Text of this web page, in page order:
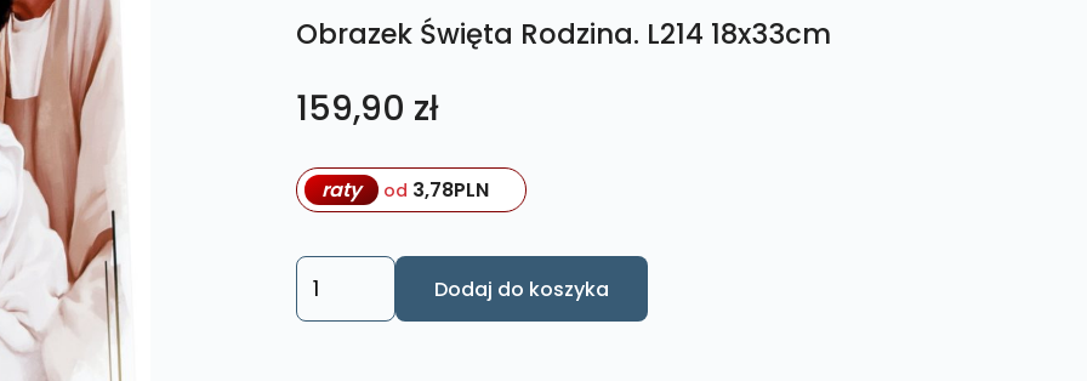
Obrazek Święta Rodzina. L214 18x33cm
159,90 zł
raty od 3,78PLN
ilość
Obrazek
Dodaj do koszyka